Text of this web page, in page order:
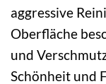
aggressive
Oberfläche
und
Schönheit und